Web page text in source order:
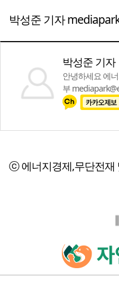
박성준 기자
박성준 기자
안녕하세요 에
부
ⓒ 에너지경제,무단전재